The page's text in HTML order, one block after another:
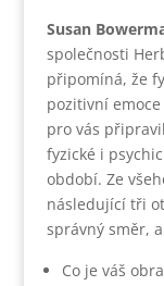
Susan
společnosti
připomíná, že
pozitivní
pro vás
fyzické i
období. Ze
následující tři
správný směr,
Co je váš